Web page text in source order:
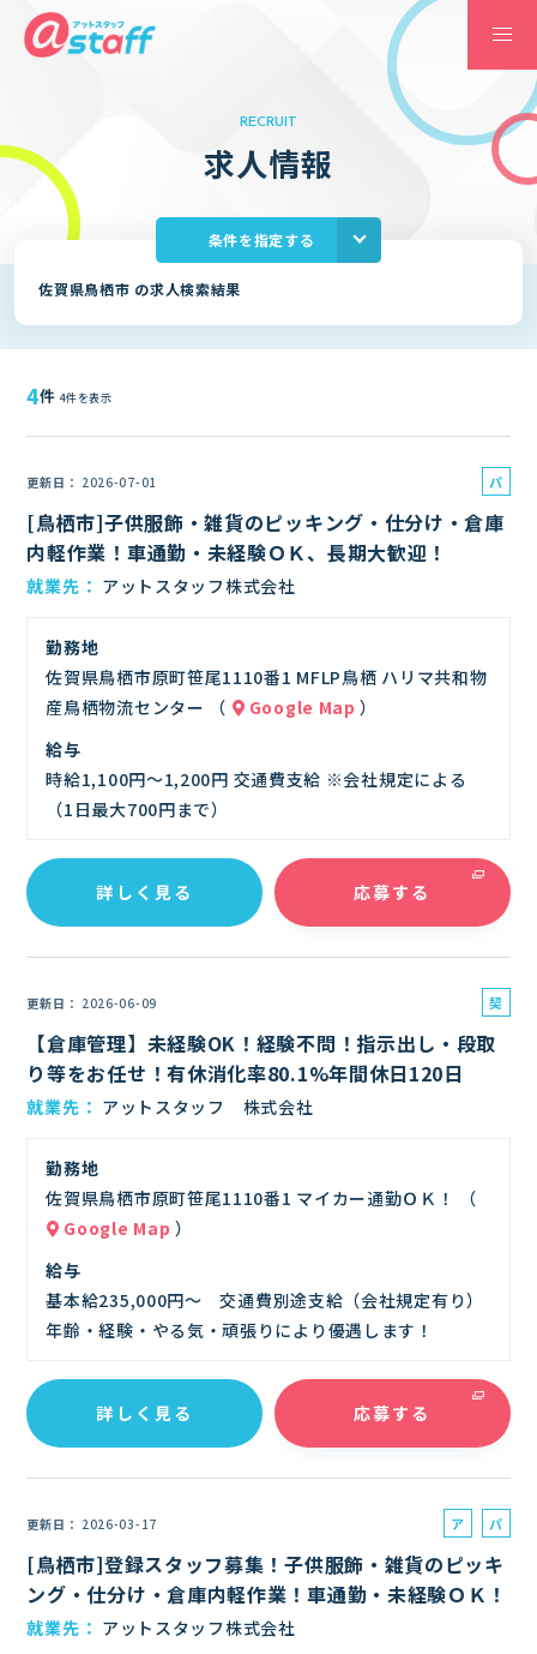
RECRUIT
求人情報
条件を指定する
佐賀県鳥栖市 の求人検索結果
4件 4件を表示
更新日 2026-07-01
パ
ト
[鳥栖市]子供服飾・雑貨のピッキング・仕分け・倉庫
内軽作業！車通勤・未経験ＯＫ、長期大歓迎！
就業先 アットスタッフ株式会社
勤務地
佐賀県鳥栖市原町笹尾1110番1 MFLP鳥栖 ハリマ共和物
産鳥栖物流センター （
Google Map ）
給与
時給1,100円～1,200円 交通費支給 ※会社規定による
（1日最大700円まで）
詳しく見る 応募する
更新日 2026-06-09
契
社
【倉庫管理】未経験OK！経験不問！指示出し・段取
り等をお任せ！有休消化率80.1%年間休日120日
就業先 アットスタッフ 株式会社
勤務地
佐賀県鳥栖市原町笹尾1110番1 マイカー通勤ＯＫ！ （
Google Map ）
給与
基本給235,000円～ 交通費別途支給（会社規定有り）
年齢・経験・やる気・頑張りにより優遇します！
詳しく見る 応募する
更新日 2026-03-17
ア
バ
イ
パ
ト
[鳥栖市]登録スタッフ募集！子供服飾・雑貨のピッキ
ング・仕分け・倉庫内軽作業！車通勤・未経験ＯＫ！
就業先 アットスタッフ株式会社